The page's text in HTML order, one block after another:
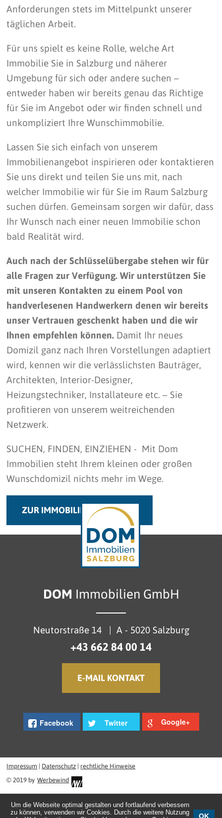
Anforderungen stets im Mittelpunkt unserer
täglichen Arbeit.
Für uns spielt es keine Rolle, welche Art
Immobilie Sie in Salzburg und näherer
Umgebung für sich oder andere suchen –
entweder haben wir bereits genau das Richtige
für Sie im Angebot oder wir finden schnell und
unkompliziert Ihre Wunschimmobilie.
Lassen Sie sich einfach von unserem
Immobilienangebot inspirieren oder kontaktieren
Sie uns direkt und teilen Sie uns mit, nach
welcher Immobilie wir für Sie im Raum Salzburg
suchen dürfen. Gemeinsam sorgen wir dafür, dass
Ihr Wunsch nach einer neuen Immobilie schon
bald Realität wird.
Auch nach der Schlüsselübergabe stehen wir für
alle Fragen zur Verfügung. Wir unterstützen Sie
mit unseren Kontakten zu einem Pool von
handverlesenen Handwerkern denen wir bereits
unser Vertrauen geschenkt haben und die wir
Ihnen empfehlen können. Damit Ihr neues
Domizil ganz nach Ihren Vorstellungen adaptiert
wird, kennen wir die verlässlichsten Bauträger,
Architekten, Interior-Designer,
Heizungstechniker, Installateure etc. – Sie
profitieren von unserem weitreichenden
Netzwerk.
SUCHEN, FINDEN, EINZIEHEN - Mit Dom
Immobilien steht Ihrem kleinen oder großen
Wunschdomizil nichts mehr im Wege.
ZUR IMMOBILIENÜBERSICHT
DOM Immobilien GmbH
Neutorstraße 14 | A - 5020 Salzburg
+43 662 84 00 14
E-MAIL KONTAKT
Facebook Twitter Google+
Impressum Datenschutz
rechtliche Hinweise
© 2019 by Werbewind
Um die Webseite optimal gestalten und fortlaufend verbessern
zu können, verwenden wir Cookies. Durch die weitere Nutzung
OK